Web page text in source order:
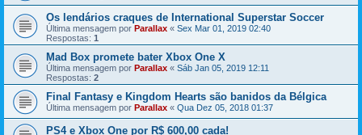
Os lendários craques de International Superstar Soccer
Última mensagem por Parallax « Sex Mar 01, 2019 02:40
Respostas: 1
Mad Box promete bater Xbox One X
Última mensagem por Parallax « Sáb Jan 05, 2019 12:11
Respostas: 2
Final Fantasy e Kingdom Hearts são banidos da Bélgica
Última mensagem por Parallax « Qua Dez 05, 2018 01:37
PS4 e Xbox One por R$ 600,00 cada!